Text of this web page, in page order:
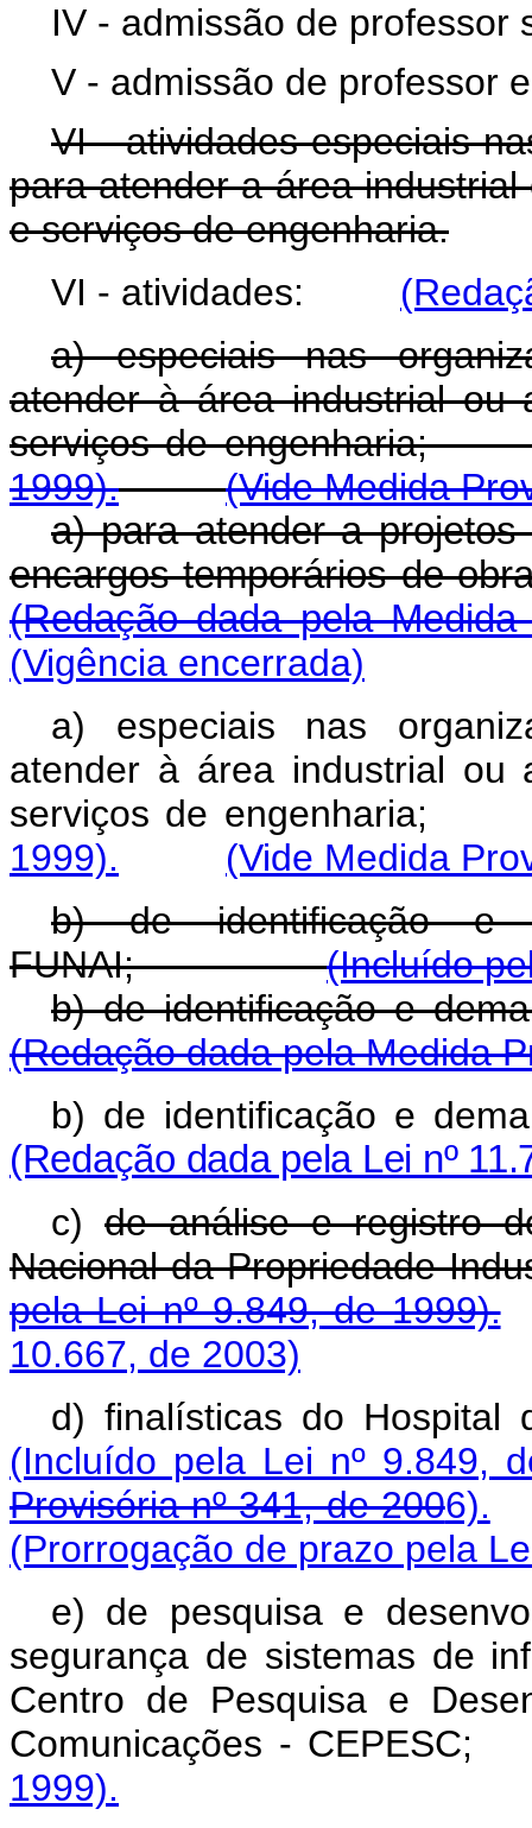
IV - admissão de professor
V - admissão de professor
VI - atividades especiais
para atender a área
e serviços de engenharia.
VI - atividades:
a) especiais nas
atender à área industrial ou
serviços de
1999).
(Vide Medida
a) para atender a
encargos temporários de
(Redação dada pela
(Vigência encerrada)
a) especiais nas
atender à área industrial ou
serviços de
1999).
(Vide Medida
b) de identificação e
FUNAI;(Incluído
b) de
(Redação dada pela Medida
b) de
(Redação dada pela Lei nº
c) de análise e registro
Nacional da Propriedade
pela Lei nº 9.849, de 1999).
10.667, de 2003)
d) finalísticas do
(Incluído pela Lei nº 9.849,
Provisória nº 341, de 2006).
(Prorrogação de prazo pela
e) de pesquisa e
segurança de sistemas de
Centro de Pesquisa e
Comunicações -
1999).